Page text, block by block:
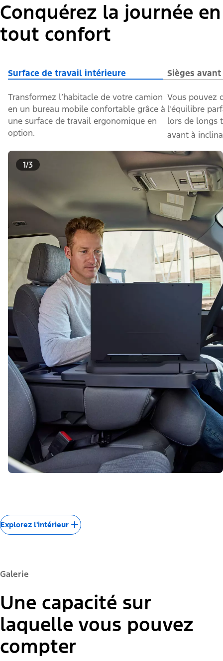
Conquérez la journée en
tout confort
Surface de travail intérieure Sièges
Transformez l’habitacle de votre camion
en un bureau mobile confortable grâce à
une surface de travail ergonomique en
option.
Vous pouvez
l'équilibre
lors de longs
avant à
1/3
Explorez l'intérieur
Galerie
Une capacité sur
laquelle vous pouvez
compter